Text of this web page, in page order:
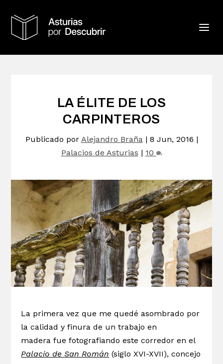
LA ÉLITE DE LOS
CARPINTEROS
Publicado por Alejandro Braña| 8 Jun, 2016 |
Palacios de Asturias | 10
La primera vez que me quedé asombrado por
la calidad y finura de un trabajo en
madera fue fotografiando este corredor en el
Palacio de San Román (siglo XVI-XVII), concejo